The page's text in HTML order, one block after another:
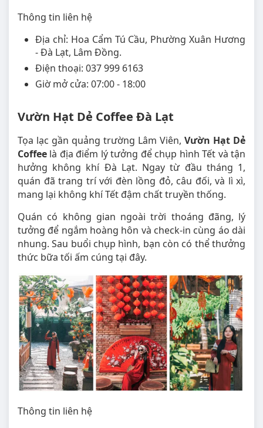
Thông tin liên hệ
Địa chỉ: Hoa Cẩm Tú Cầu, Phường Xuân Hương
- Đà Lạt, Lâm Đồng.
Điện thoại: 037 999 6163
Giờ mở cửa: 07:00 - 18:00
Vườn Hạt Dẻ Coffee Đà Lạt
Tọa lạc gần quảng trường Lâm Viên, Vườn Hạt Dẻ
Coffee là địa điểm lý tưởng để chụp hình Tết và tận
hưởng không khí Đà Lạt. Ngay từ đầu tháng 1,
quán đã trang trí với đèn lồng đỏ, câu đối, và lì xì,
mang lại không khí Tết đậm chất truyền thống.
Quán có không gian ngoài trời thoáng đãng, lý
tưởng để ngắm hoàng hôn và check-in cùng áo dài
nhung. Sau buổi chụp hình, bạn còn có thể thưởng
thức bữa tối ấm cúng tại đây.
Thông tin liên hệ